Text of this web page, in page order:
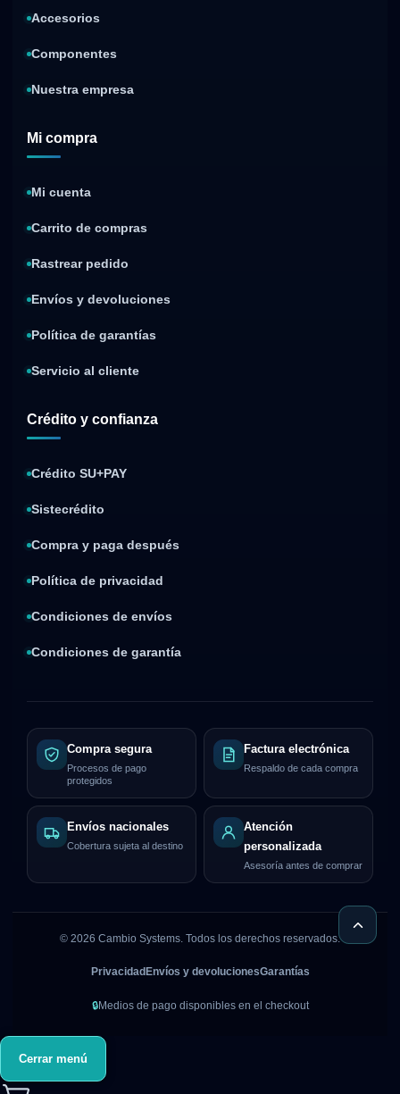
Accesorios
Componentes
Nuestra empresa
Mi compra
Mi cuenta
Carrito de compras
Rastrear pedido
Envíos y devoluciones
Política de garantías
Servicio al cliente
Crédito y confianza
Crédito SU+PAY
Sistecrédito
Compra y paga después
Política de privacidad
Condiciones de envíos
Condiciones de garantía
Compra segura
Procesos de pago
protegidos
Factura electrónica
Respaldo de cada compra
Envíos nacionales
Cobertura sujeta al destino
Atención
personalizada
Asesoría antes de comprar
© 2026 Cambio Systems. Todos los derechos reservados.
Privacidad Envíos y devolucionesGarantías
🔒Medios de pago disponibles en el checkout
Cerrar menú